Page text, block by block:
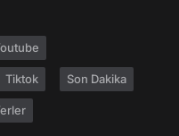
Tiktok Son Dakika